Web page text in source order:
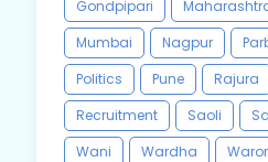
Gondpipari
Mumbai
Nagpur
Politics
Pune
Rajura
Recruitment
Saoli
Wani
Wardha